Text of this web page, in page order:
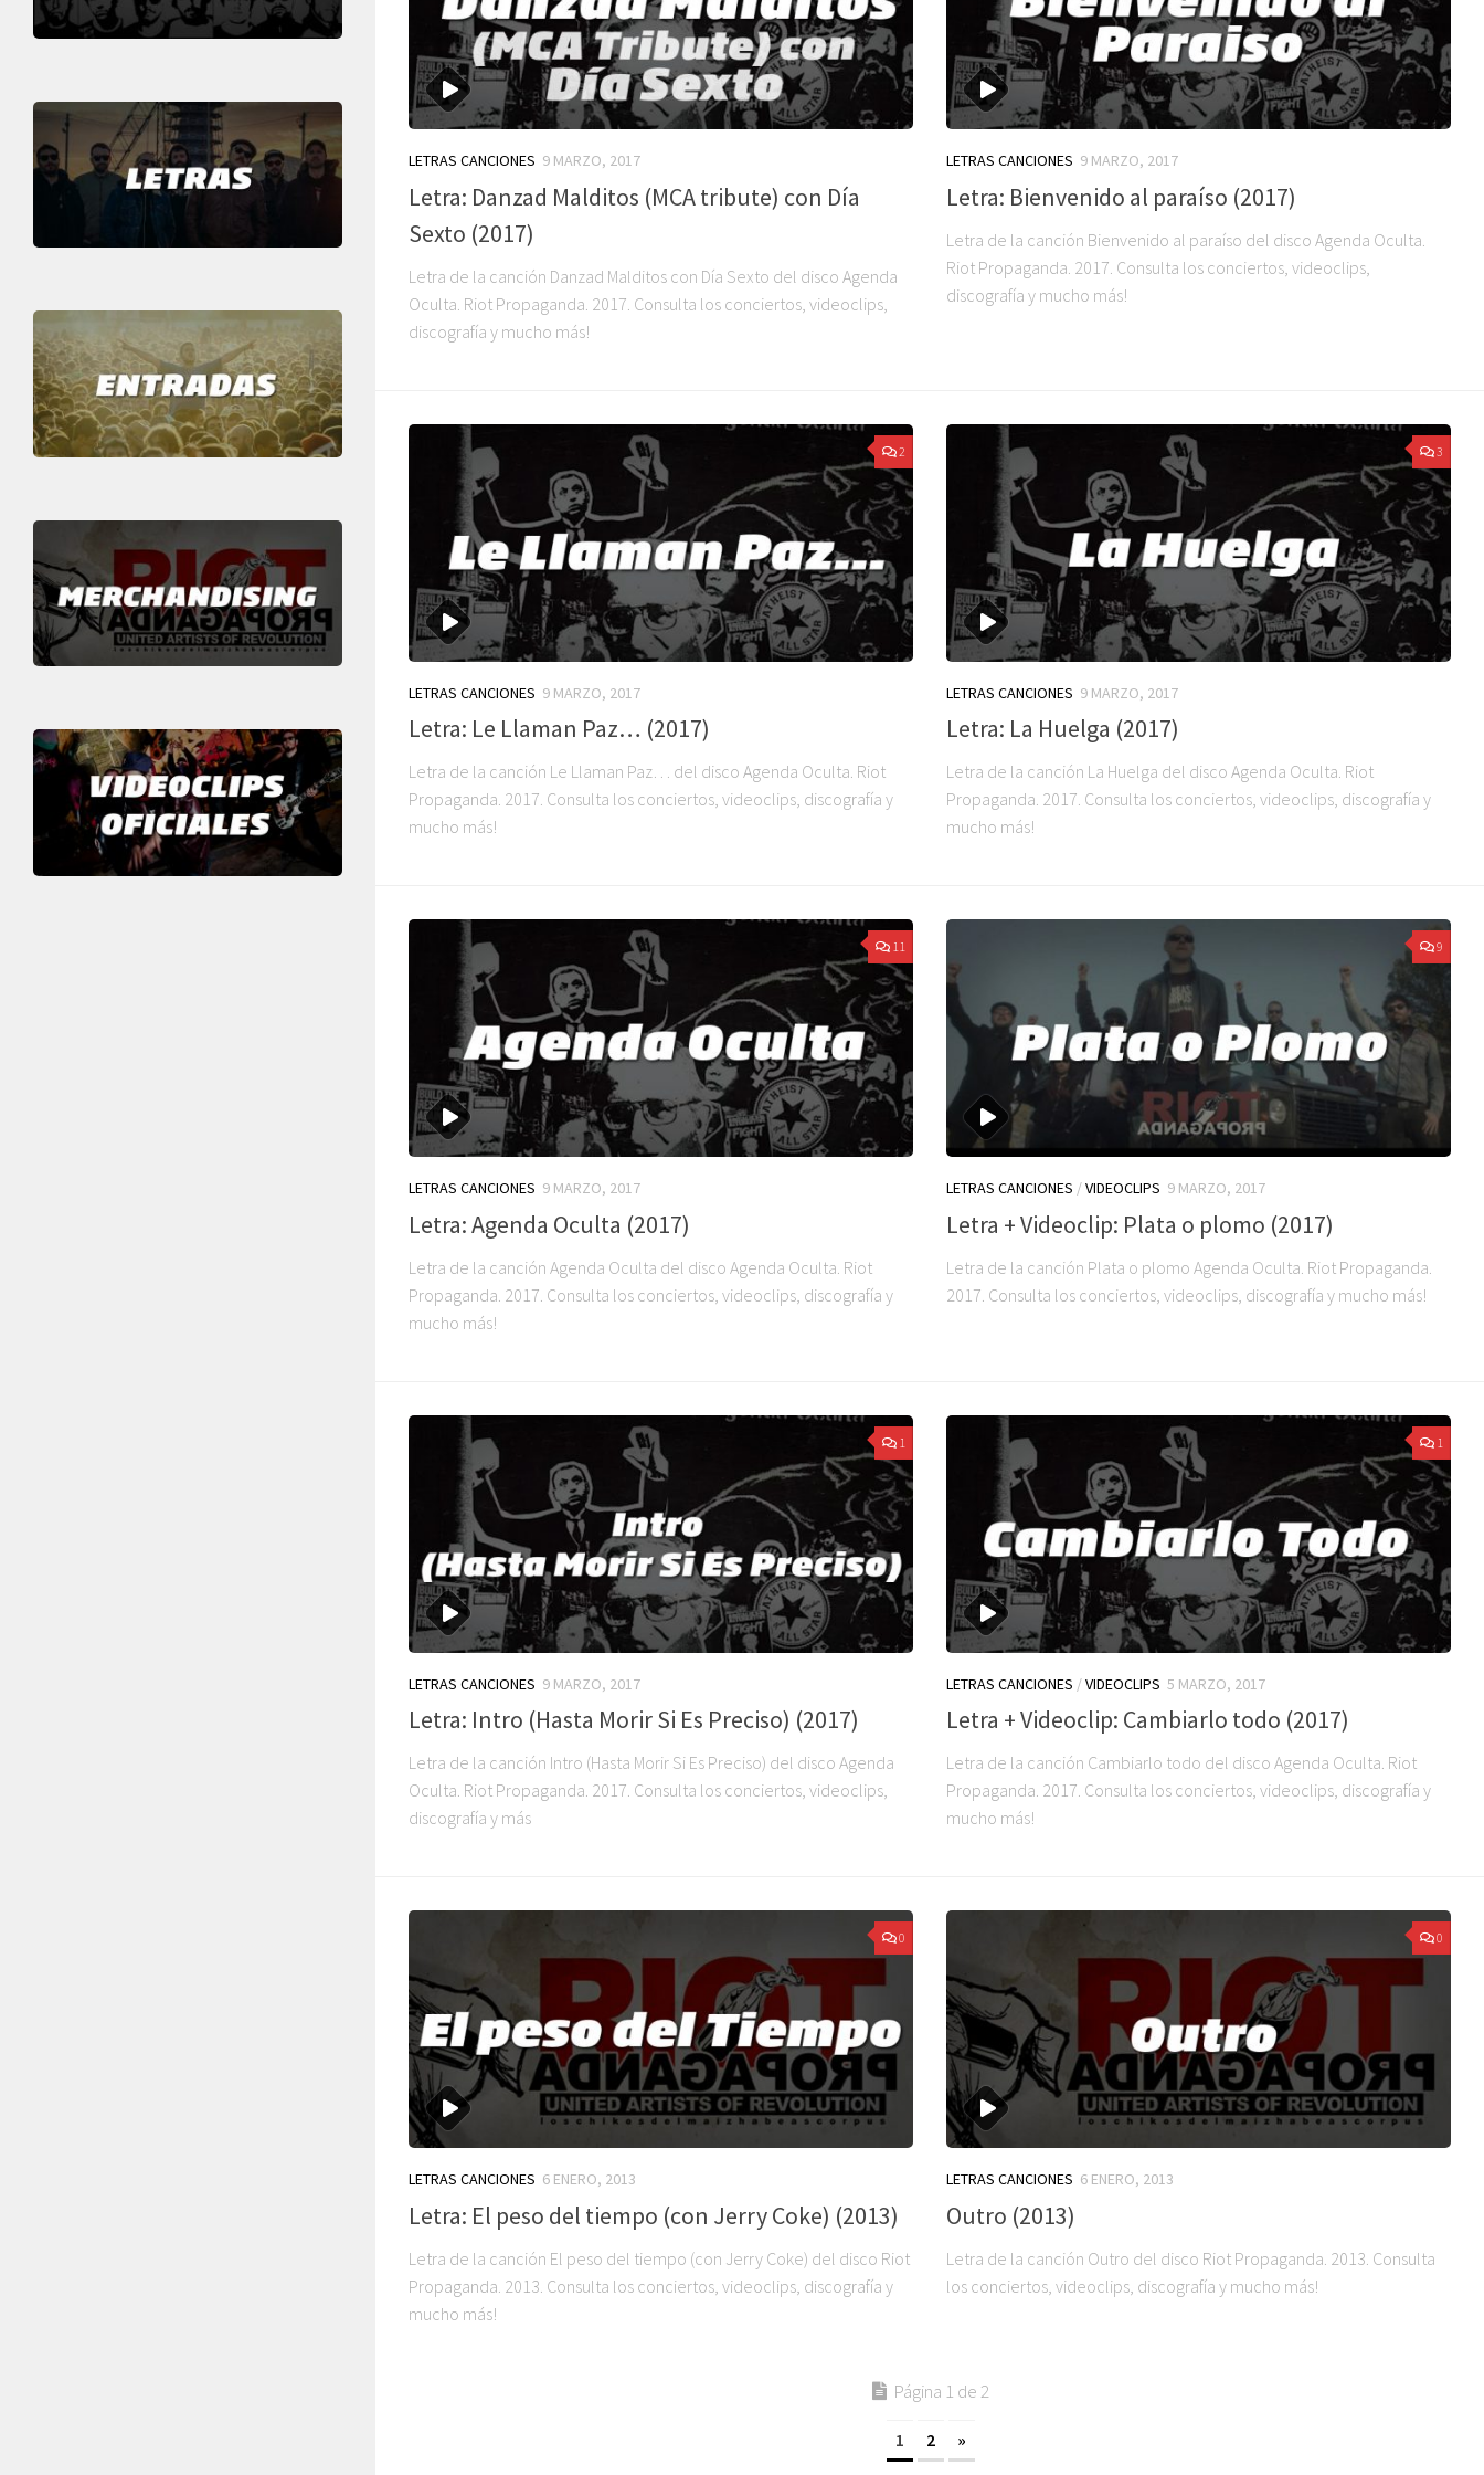
LETRAS CANCIONES 9 MARZO, 2017
Letra: Danzad Malditos (MCA tribute) con Día
Sexto (2017)
Letra de la canción Danzad Malditos con Día Sexto del disco Agenda
Oculta. Riot Propaganda. 2017. Consulta los conciertos, videoclips,
discografía y mucho más!
LETRAS CANCIONES 9 MARZO, 2017
Letra: Bienvenido al paraíso (2017)
Letra de la canción Bienvenido al paraíso del disco Agenda Oculta.
Riot Propaganda. 2017. Consulta los conciertos, videoclips,
discografía y mucho más!
2
LETRAS CANCIONES 9 MARZO, 2017
Letra: Le Llaman Paz… (2017)
Letra de la canción Le Llaman Paz… del disco Agenda Oculta. Riot
Propaganda. 2017. Consulta los conciertos, videoclips, discografía y
mucho más!
3
LETRAS CANCIONES 9 MARZO, 2017
Letra: La Huelga (2017)
Letra de la canción La Huelga del disco Agenda Oculta. Riot
Propaganda. 2017. Consulta los conciertos, videoclips, discografía y
mucho más!
11
LETRAS CANCIONES 9 MARZO, 2017
Letra: Agenda Oculta (2017)
Letra de la canción Agenda Oculta del disco Agenda Oculta. Riot
Propaganda. 2017. Consulta los conciertos, videoclips, discografía y
mucho más!
9
LETRAS CANCIONES /VIDEOCLIPS 9 MARZO, 2017
Letra + Videoclip: Plata o plomo (2017)
Letra de la canción Plata o plomo Agenda Oculta. Riot Propaganda.
2017. Consulta los conciertos, videoclips, discografía y mucho más!
1
LETRAS CANCIONES 9 MARZO, 2017
Letra: Intro (Hasta Morir Si Es Preciso) (2017)
Letra de la canción Intro (Hasta Morir Si Es Preciso) del disco Agenda
Oculta. Riot Propaganda. 2017. Consulta los conciertos, videoclips,
discografía y más
1
LETRAS CANCIONES /VIDEOCLIPS 5 MARZO, 2017
Letra + Videoclip: Cambiarlo todo (2017)
Letra de la canción Cambiarlo todo del disco Agenda Oculta. Riot
Propaganda. 2017. Consulta los conciertos, videoclips, discografía y
mucho más!
0
LETRAS CANCIONES 6 ENERO, 2013
Letra: El peso del tiempo (con Jerry Coke) (2013)
Letra de la canción El peso del tiempo (con Jerry Coke) del disco Riot
Propaganda. 2013. Consulta los conciertos, videoclips, discografía y
mucho más!
0
LETRAS CANCIONES 6 ENERO, 2013
Outro (2013)
Letra de la canción Outro del disco Riot Propaganda. 2013. Consulta
los conciertos, videoclips, discografía y mucho más!
Página 1 de 2
1 2 »